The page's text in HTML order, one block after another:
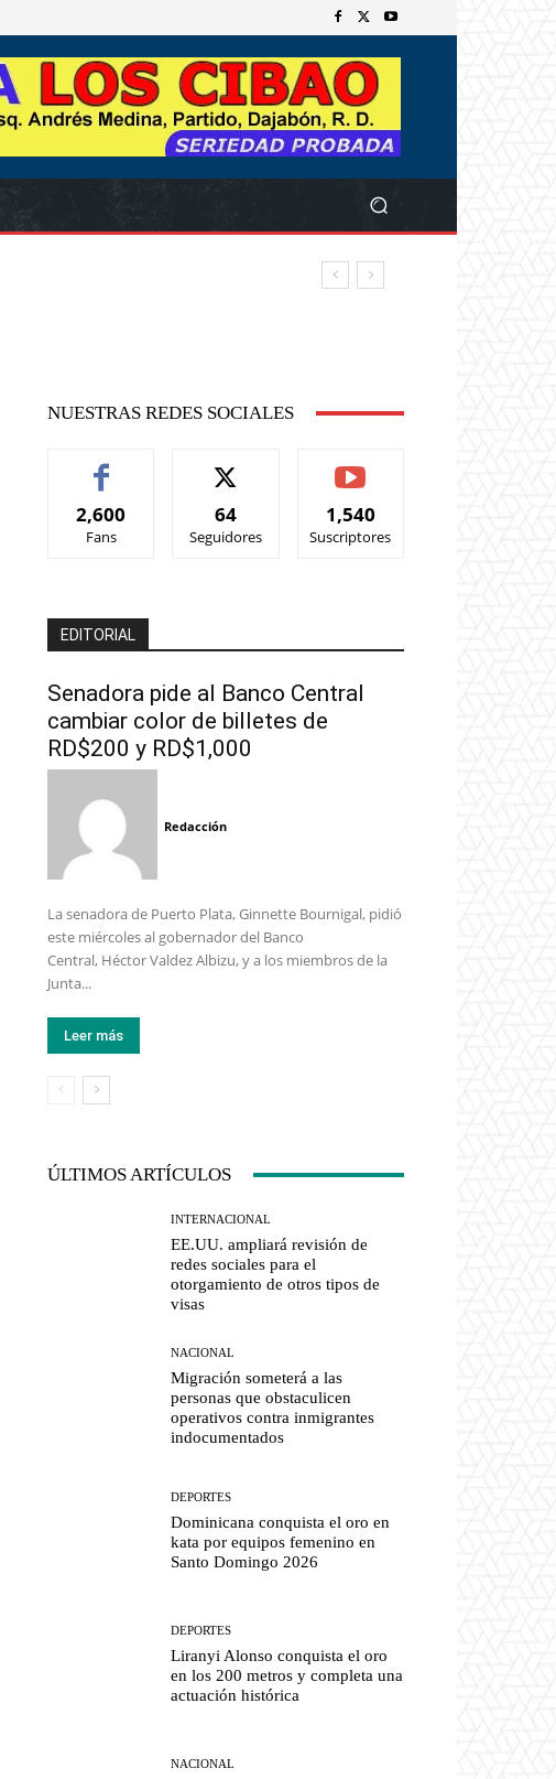
NUESTRAS REDES SOCIALES
2,600
Fans
64
Seguidores
1,540
Suscriptores
EDITORIAL
Senadora pide al Banco Central
cambiar color de billetes de
RD$200 y RD$1,000
Redacción
La senadora de Puerto Plata, Ginnette Bournigal, pidió
este miércoles al gobernador del Banco
Central, Héctor Valdez Albizu, y a los miembros de la
Junta...
Leer más
ÚLTIMOS ARTÍCULOS
INTERNACIONAL
EE.UU. ampliará revisión de
redes sociales para el
otorgamiento de otros tipos de
visas
NACIONAL
Migración someterá a las
personas que obstaculicen
operativos contra inmigrantes
indocumentados
DEPORTES
Dominicana conquista el oro en
kata por equipos femenino en
Santo Domingo 2026
DEPORTES
Liranyi Alonso conquista el oro
en los 200 metros y completa una
actuación histórica
NACIONAL